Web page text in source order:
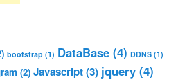
bootstrap (1) DataBase (4) DDNS (1)
(2) Javascript(3) jquery (4)